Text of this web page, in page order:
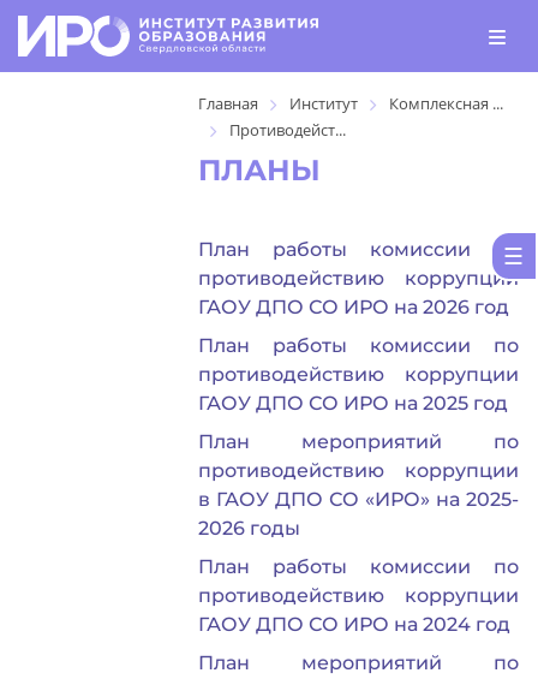
Главная Институт
Комплексная ...
Противодейст...
ПЛАНЫ
План работы комиссии по
противодействию коррупции
ГАОУ ДПО СО ИРО на 2026 год
План работы комиссии по
противодействию коррупции
ГАОУ ДПО СО ИРО на 2025 год
План мероприятий по
противодействию коррупции
в ГАОУ ДПО СО «ИРО» на 2025-
2026 годы
План работы комиссии по
противодействию коррупции
ГАОУ ДПО СО ИРО на 2024 год
План мероприятий по